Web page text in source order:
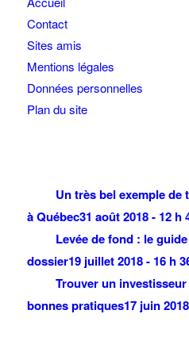
Contact
Sites amis
Mentions légales
Données personnelles
Plan du site
Un très bel exemple de
à Québec31 août 2018 - 12 h
Levée de fond : le
dossier19 juillet 2018 - 16 h
Trouver un
bonnes pratiques17 juin